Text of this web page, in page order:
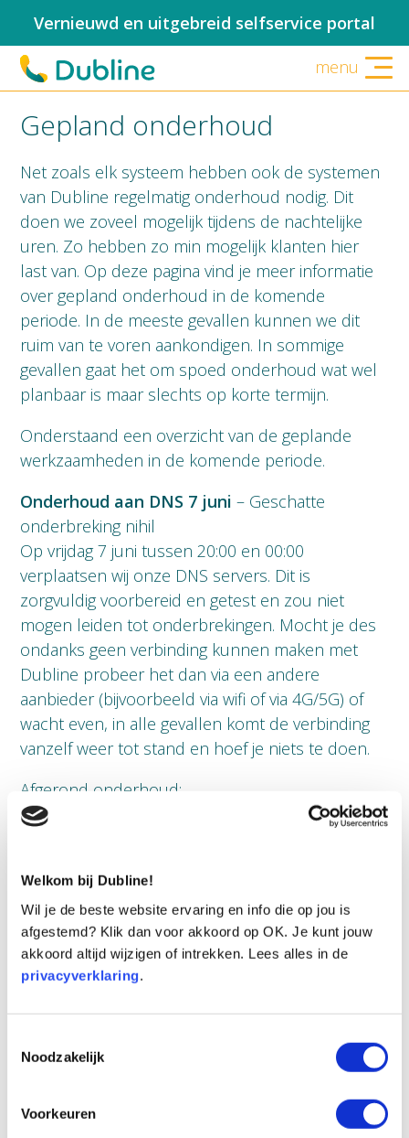
Welkom bij Dubline!
Wil je de beste website ervaring en info die op jou is
afgestemd? Klik dan voor akkoord op OK. Je kunt jouw
akkoord altijd wijzigen of intrekken. Lees alles in de
privacyverklaring.
Noodzakelijk
Voorkeuren
Vernieuwd en uitgebreid selfservice portal
menu
Gepland onderhoud
Net zoals elk systeem hebben ook de systemen
van Dubline regelmatig onderhoud nodig. Dit
doen we zoveel mogelijk tijdens de nachtelijke
uren. Zo hebben zo min mogelijk klanten hier
last van. Op deze pagina vind je meer informatie
over gepland onderhoud in de komende
periode. In de meeste gevallen kunnen we dit
ruim van te voren aankondigen. In sommige
gevallen gaat het om spoed onderhoud wat wel
planbaar is maar slechts op korte termijn.
Onderstaand een overzicht van de geplande
werkzaamheden in de komende periode.
Onderhoud aan DNS 7 juni – Geschatte
onderbreking nihil
Op vrijdag 7 juni tussen 20:00 en 00:00
verplaatsen wij onze DNS servers. Dit is
zorgvuldig voorbereid en getest en zou niet
mogen leiden tot onderbrekingen. Mocht je des
ondanks geen verbinding kunnen maken met
Dubline probeer het dan via een andere
aanbieder (bijvoorbeeld via wifi of via 4G/5G) of
wacht even, in alle gevallen komt de verbinding
vanzelf weer tot stand en hoef je niets te doen.
Afgerond onderhoud:
Onderbreking in inkomende oproepen
23 mei
We werken aan de connectie tussen ons en
enkele andere telecomaanbieders. Hierdoor is
het mogelijk dat tussen 22:00 en 23:00 enkele
minuten geen nieuwe oproepen geplaatst
kunnen worden vanaf de betreffende netwerken.
hervat.
belverkeer tussen 22:00 en 23:00 kan dit